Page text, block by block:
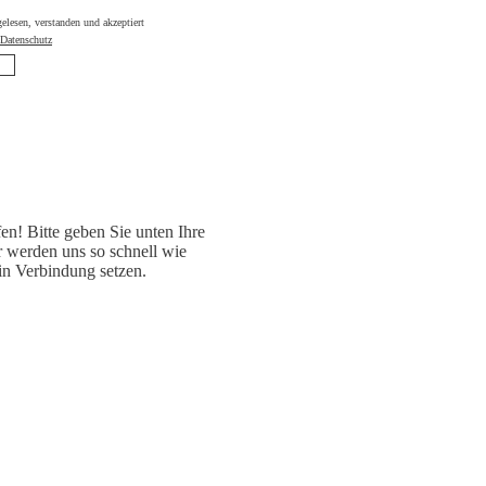
verstanden und akzeptiert
Datenschutz
Bitte geben Sie unten Ihre
uns so schnell wie
Verbindung setzen.